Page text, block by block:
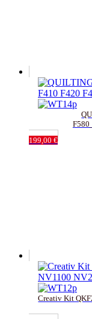
199,00 €
Creativ Kit